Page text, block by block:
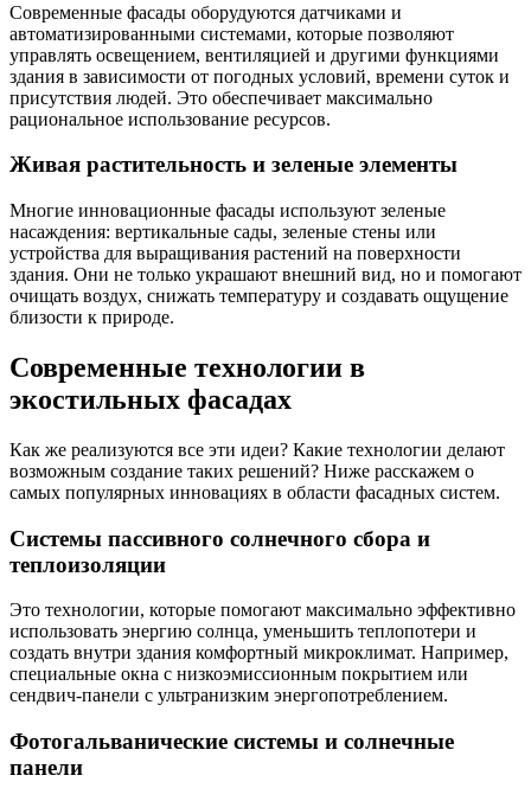
Современные фасады оборудуются датчиками и
автоматизированными системами, которые позволяют
управлять освещением, вентиляцией и другими функциями
здания в зависимости от погодных условий, времени суток и
присутствия людей. Это обеспечивает максимально
рациональное использование ресурсов.
Живая растительность и зеленые элементы
Многие инновационные фасады используют зеленые
насаждения: вертикальные сады, зеленые стены или
устройства для выращивания растений на поверхности
здания. Они не только украшают внешний вид, но и помогают
очищать воздух, снижать температуру и создавать ощущение
близости к природе.
Современные технологии в
экостильных фасадах
Как же реализуются все эти идеи? Какие технологии делают
возможным создание таких решений? Ниже расскажем о
самых популярных инновациях в области фасадных систем.
Системы пассивного солнечного сбора и
теплоизоляции
Это технологии, которые помогают максимально эффективно
использовать энергию солнца, уменьшить теплопотери и
создать внутри здания комфортный микроклимат. Например,
специальные окна с низкоэмиссионным покрытием или
сендвич-панели с ультранизким энергопотреблением.
Фотогальванические системы и солнечные
панели